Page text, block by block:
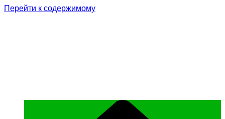
Перейти к содержимому